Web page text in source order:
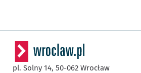
pl. Solny 14, 50-062 Wrocław